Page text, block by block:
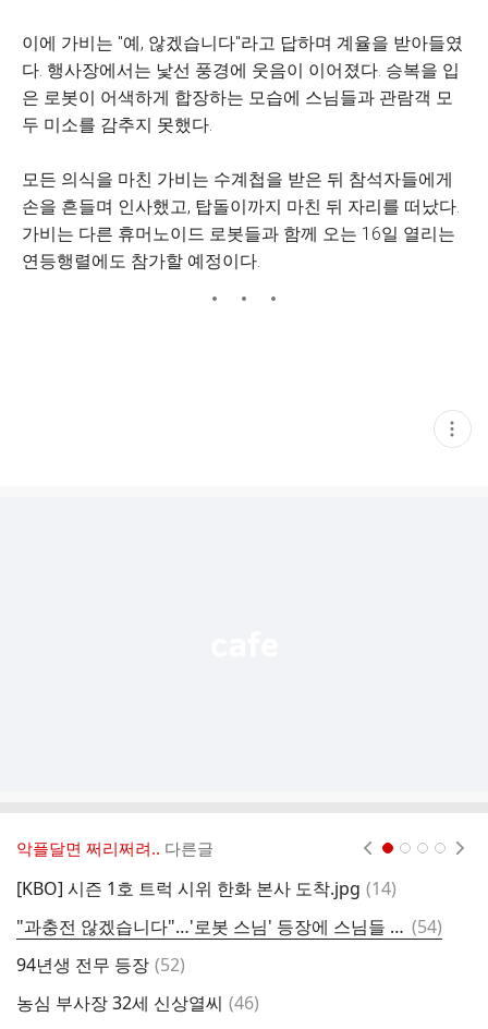
이에 가비는 "예, 않겠습니다"라고 답하며 계율을 받아들였
다. 행사장에서는 낯선 풍경에 웃음이 이어졌다. 승복을 입
은 로봇이 어색하게 합장하는 모습에 스님들과 관람객 모
두 미소를 감추지 못했다.
모든 의식을 마친 가비는 수계첩을 받은 뒤 참석자들에게
손을 흔들며 인사했고, 탑돌이까지 마친 뒤 자리를 떠났다.
가비는 다른 휴머노이드 로봇들과 함께 오는 16일 열리는
연등행렬에도 참가할 예정이다.
현
재
악플달면 쩌리쩌려.. 다른글
[KBO] 시즌 1호 트럭 시위 한화 본사 도착.jpg 댓
(14)
"과충전 않겠습니다"…'로봇 스님' 등장에 스님들 웃참 실패 댓
글
(54)
94년생 전무 등장 댓
(52)
농심 부사장 32세 신상열씨 댓
(46)